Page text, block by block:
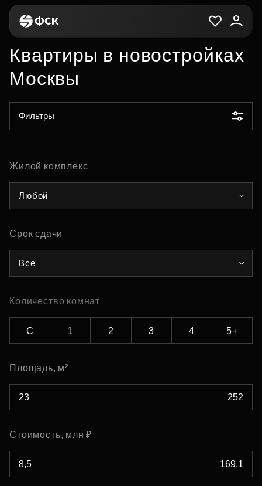
Квартиры в новостройках
Москвы
Фильтры
Жилой комплекс
Любой
Срок сдачи
Все
Количество комнат
С 1 2 3 4 5+
Площадь, м²
Стоимость, млн ₽